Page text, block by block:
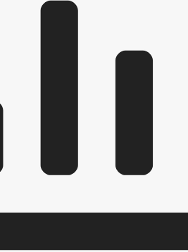
работников органов местного
резерв на должности муниципальной
обращений